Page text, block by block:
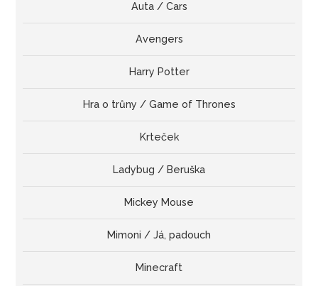
Auta / Cars
Avengers
Harry Potter
Hra o trůny / Game of Thrones
Krteček
Ladybug / Beruška
Mickey Mouse
Mimoni / Já, padouch
Minecraft